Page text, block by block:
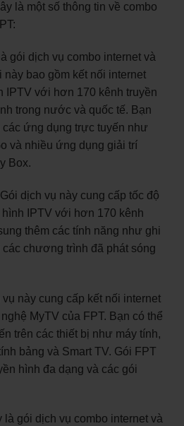
là một số thông tin về combo
gói dịch vụ combo internet và
này bao gồm kết nối internet
IPTV với hơn 170 kênh truyền
trong nước và quốc tế. Bạn
các ứng dụng trực tuyến như
và nhiều ứng dụng giải trí
Box.
dịch vụ này cung cấp tốc độ
IPTV với hơn 170 kênh
thêm các tính năng như ghi
chương trình đã phát sóng
này cung cấp kết nối internet
MyTV của FPT. Bạn có thể
trên các thiết bị như máy tính,
bảng và Smart TV. Gói FPT
hình đa dạng và các gói
gói dịch vụ combo internet và